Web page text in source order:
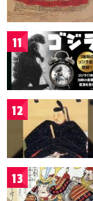
11
12
13